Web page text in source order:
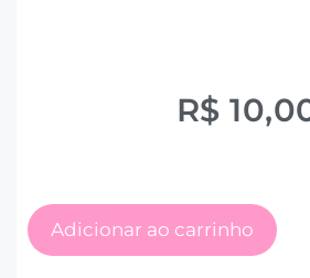
R$
Adicionar ao carrinho